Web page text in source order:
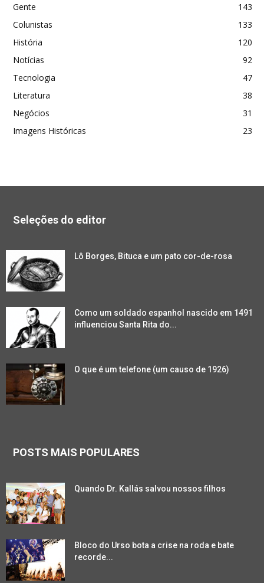
Gente
143
Colunistas
133
História
120
Notícias
92
Tecnologia
47
Literatura
38
Negócios
31
Imagens Históricas
23
Seleções do editor
Lô Borges, Bituca e um pato cor-de-rosa
Como um soldado espanhol nascido em 1491
influenciou Santa Rita do...
O que é um telefone (um causo de 1926)
POSTS MAIS POPULARES
Quando Dr. Kallás salvou nossos filhos
Bloco do Urso bota a crise na roda e bate
recorde...